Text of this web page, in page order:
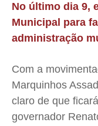
No último dia 9,
Municipal para
administração
Com a
Marquinhos
claro de que
governador